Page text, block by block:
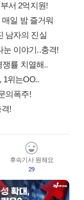
서 2억지원!
일 밤 즐거워
남자의 진실
눈 이야기..충격!
쟁률 치열해..
1위는OO..
의폭주!
!
후속기사 원해요
29